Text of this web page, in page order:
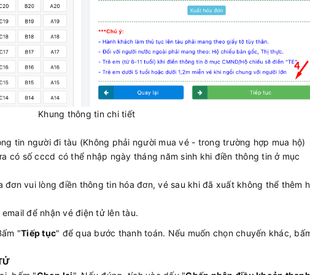
Khung thông tin chi tiết
tin người đi tàu (Không phải người mua vé - trong trường hợp mua hộ)
có số cccd có thể nhập ngày tháng năm sinh khi điền thông tin ở mục
đơn vui lòng điền thông tin hóa đơn, vé sau khi đã xuất không thể thêm
để nhận vé điện tử lên tàu.
"Tiếp tục" để qua bước thanh toán. Nếu muốn chọn chuyến khác,